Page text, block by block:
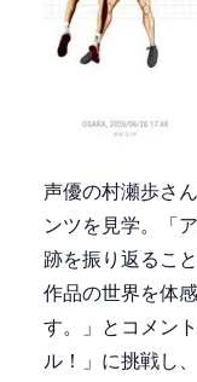
声優の村瀬歩さ
ンツを見学。「
跡を振り返るこ
作品の世界を体
す。」とコメン
ル！」に挑戦し